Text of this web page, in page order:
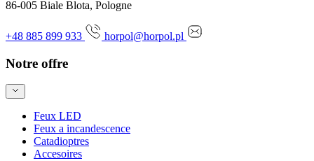
86-005 Biale Blota, Pologne
+48 885 899 933 horpol@horpol.pl
Notre offre
Feux LED
Feux a incandescence
Catadioptres
Accesoires